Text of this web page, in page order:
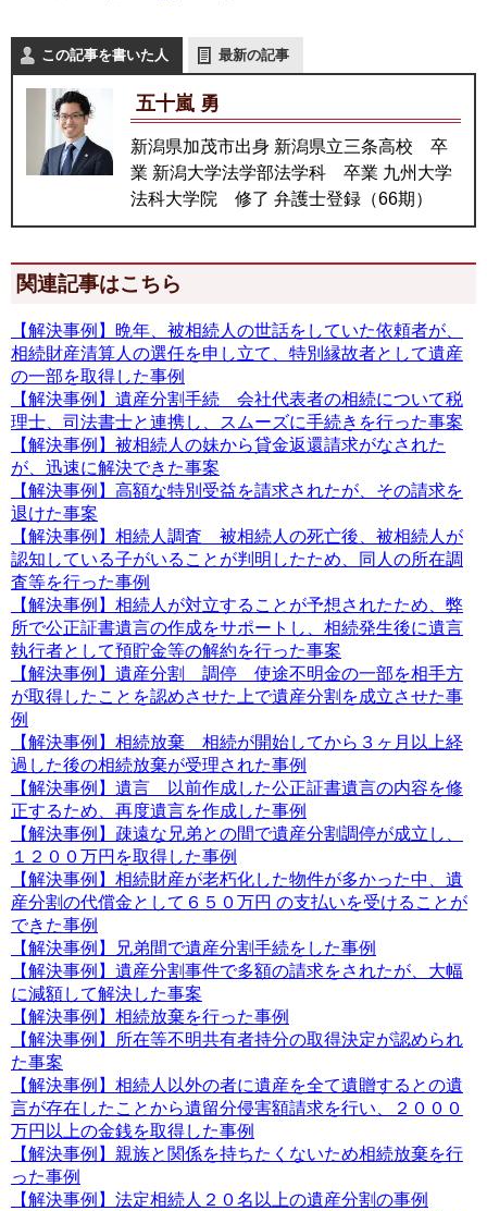
この記事を書いた人 最新の記事
五十嵐 勇
新潟県加茂市出身 新潟県立三条高校 卒
業 新潟大学法学部法学科 卒業 九州大学
法科大学院 修了 弁護士登録（66期）
関連記事はこちら
【解決事例】晩年、被相続人の世話をしていた依頼者が、
相続財産清算人の選任を申し立て、特別縁故者として遺産
の一部を取得した事例
【解決事例】遺産分割手続 会社代表者の相続について税
理士、司法書士と連携し、スムーズに手続きを行った事案
【解決事例】被相続人の妹から貸金返還請求がなされた
が、迅速に解決できた事案
【解決事例】高額な特別受益を請求されたが、その請求を
退けた事案
【解決事例】相続人調査 被相続人の死亡後、被相続人が
認知している子がいることが判明したため、同人の所在調
査等を行った事例
【解決事例】相続人が対立することが予想されたため、弊
所で公正証書遺言の作成をサポートし、相続発生後に遺言
執行者として預貯金等の解約を行った事案
【解決事例】遺産分割 調停 使途不明金の一部を相手方
が取得したことを認めさせた上で遺産分割を成立させた事
例
【解決事例】相続放棄 相続が開始してから３ヶ月以上経
過した後の相続放棄が受理された事例
【解決事例】遺言 以前作成した公正証書遺言の内容を修
正するため、再度遺言を作成した事例
【解決事例】疎遠な兄弟との間で遺産分割調停が成立し、
１２００万円を取得した事例
【解決事例】相続財産が老朽化した物件が多かった中、遺
産分割の代償金として６５０万円 の支払いを受けることが
できた事例
【解決事例】兄弟間で遺産分割手続をした事例
【解決事例】遺産分割事件で多額の請求をされたが、大幅
に減額して解決した事案
【解決事例】相続放棄を行った事例
【解決事例】所在等不明共有者持分の取得決定が認められ
た事案
【解決事例】相続人以外の者に遺産を全て遺贈するとの遺
言が存在したことから遺留分侵害額請求を行い、２０００
万円以上の金銭を取得した事例
【解決事例】親族と関係を持ちたくないため相続放棄を行
った事例
【解決事例】法定相続人２０名以上の遺産分割の事例